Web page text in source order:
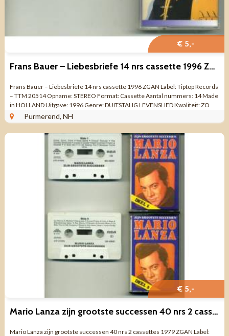
€ 5,-
Frans Bauer – Liebesbriefe 14 nrs cassette 1996 ZGAN
Frans Bauer – Liebesbriefe 14 nrs cassette 1996 ZGAN Label: Tiptop Records
– TTM 20514 Opname: STEREO Format: Cassette Aantal nummers: 14 Made
in HOLLAND Uitgave: 1996 Genre: DUITSTALIG LEVENSLIED Kwaliteit: ZO
GOED ...Purmerend, NH
€ 5,-
Mario Lanza zijn grootste successen 40 nrs 2 cassettes ZGAN
Mario Lanza zijn grootste successen 40 nrs 2 cassettes 1979 ZGAN Label: